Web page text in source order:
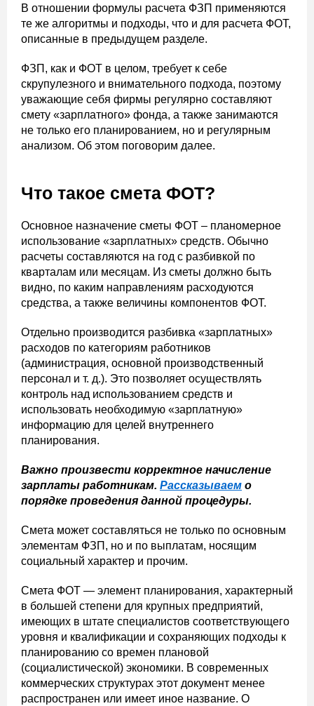
В отношении формулы расчета ФЗП применяются
те же алгоритмы и подходы, что и для расчета ФОТ,
описанные в предыдущем разделе.
ФЗП, как и ФОТ в целом, требует к себе
скрупулезного и внимательного подхода, поэтому
уважающие себя фирмы регулярно составляют
смету «зарплатного» фонда, а также занимаются
не только его планированием, но и регулярным
анализом. Об этом поговорим далее.
Что такое смета ФОТ?
Основное назначение сметы ФОТ – планомерное
использование «зарплатных» средств. Обычно
расчеты составляются на год с разбивкой по
кварталам или месяцам. Из сметы должно быть
видно, по каким направлениям расходуются
средства, а также величины компонентов ФОТ.
Отдельно производится разбивка «зарплатных»
расходов по категориям работников
(администрация, основной производственный
персонал и т. д.). Это позволяет осуществлять
контроль над использованием средств и
использовать необходимую «зарплатную»
информацию для целей внутреннего
планирования.
Важно произвести корректное начисление
зарплаты работникам. Рассказываем о
порядке проведения данной процедуры.
Смета может составляться не только по основным
элементам ФЗП, но и по выплатам, носящим
социальный характер и прочим.
Смета ФОТ — элемент планирования, характерный
в большей степени для крупных предприятий,
имеющих в штате специалистов соответствующего
уровня и квалификации и сохраняющих подходы к
планированию со времен плановой
(социалистической) экономики. В современных
коммерческих структурах этот документ менее
распространен или имеет иное название. О